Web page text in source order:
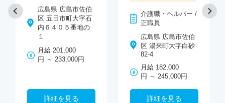
広島県 広島市佐伯
区 五日市町大字石
内６４０５番地の
１
月給 201,000
円 ～ 233,000円
詳細を見る
介護職・ヘルパー /
正職員
広島県 広島市佐伯
区 湯来町大字白砂
82-4
月給 182,000
円 ～ 245,000円
詳細を見る